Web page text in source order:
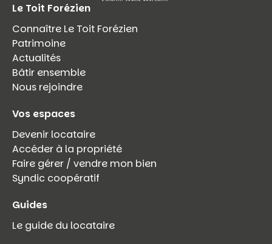
Le Toit Forézien
Connaître Le Toit Forézien
Patrimoine
Actualités
Bâtir ensemble
Nous rejoindre
Vos espaces
Devenir locataire
Accéder à la propriété
Faire gérer / vendre mon bien
Syndic coopératif
Guides
Le guide du locataire